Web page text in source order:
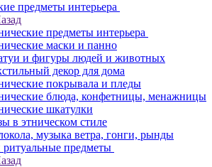
предметы интерьера
предметы интерьера
маски и панно
и фигуры людей и животных
декор для дома
покрывала и пледы
блюда, конфетницы, менажницы
шкатулки
в этническом стиле
музыка ветра, гонги, рынды
ритуальные предметы